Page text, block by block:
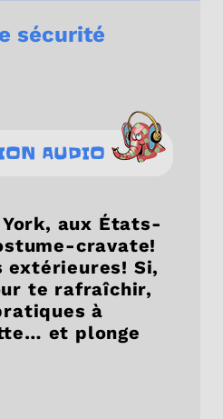
sécurité
AUDIO
aux États-
cravate!
extérieures! Si,
te rafraîchir,
à
et plonge